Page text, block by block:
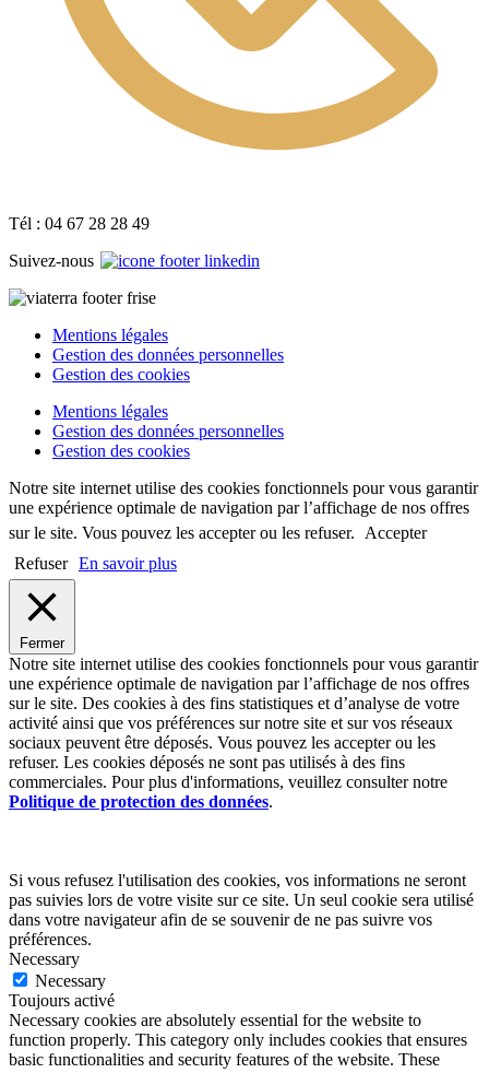
Tél : 04 67 28 28 49
Suivez-nous
Mentions légales
Gestion des données personnelles
Gestion des cookies
Mentions légales
Gestion des données personnelles
Gestion des cookies
Notre site internet utilise des cookies fonctionnels pour vous garantir
une expérience optimale de navigation par l’affichage de nos offres
sur le site. Vous pouvez les accepter ou les refuser.
Accepter
Refuser En savoir plus
Fermer
Notre site internet utilise des cookies fonctionnels pour vous garantir
une expérience optimale de navigation par l’affichage de nos offres
sur le site. Des cookies à des fins statistiques et d’analyse de votre
activité ainsi que vos préférences sur notre site et sur vos réseaux
sociaux peuvent être déposés. Vous pouvez les accepter ou les
refuser. Les cookies déposés ne sont pas utilisés à des fins
commerciales. Pour plus d'informations, veuillez consulter notre
Politique de protection des données.
Si vous refusez l'utilisation des cookies, vos informations ne seront
pas suivies lors de votre visite sur ce site. Un seul cookie sera utilisé
dans votre navigateur afin de se souvenir de ne pas suivre vos
préférences.
Necessary
Necessary
Toujours activé
Necessary cookies are absolutely essential for the website to
function properly. This category only includes cookies that ensures
basic functionalities and security features of the website. These